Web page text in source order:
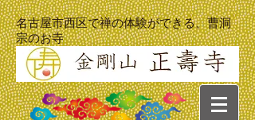
名古屋市西区で禅の体験ができる、曹洞
宗のお寺